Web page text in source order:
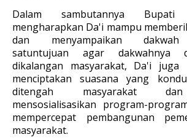
Dalam sambutannya
mengharapkan Da'i mampu
dan menyampaikan dakwah
satuntujuan agar dakwahnya
dikalangan masyarakat, Da'i
menciptakan suasana yang
ditengah masyarakat
mensosialisasikan program-
mempercepat pembangunan
masyarakat.